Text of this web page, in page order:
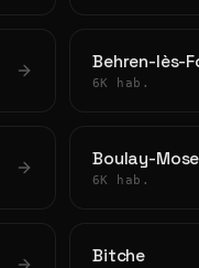
Behren-lès-
6K hab.
Boulay-
6K hab.
Bitche